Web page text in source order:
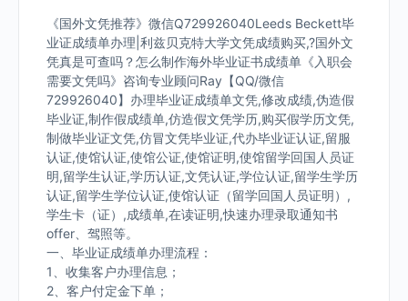
《国外文凭推荐》微信Q729926040Leeds Beckett毕
业证成绩单办理|利兹贝克特大学文凭成绩购买,?国外文
凭真是可查吗？怎么制作海外毕业证书成绩单《入职会
需要文凭吗》咨询专业顾问Ray【QQ/微信
729926040】办理毕业证成绩单文凭,修改成绩,伪造假
毕业证,制作假成绩单,仿造假文凭学历,购买假学历文凭,
制做毕业证文凭,仿冒文凭毕业证,代办毕业证认证,留服
认证,使馆认证,使馆公证,使馆证明,使馆留学回国人员证
明,留学生认证,学历认证,文凭认证,学位认证,留学生学历
认证,留学生学位认证,使馆认证（留学回国人员证明）,
学生卡（证）,成绩单,在读证明,快速办理录取通知书
offer、驾照等。
一、毕业证成绩单办理流程：
1、收集客户办理信息；
2、客户付定金下单；